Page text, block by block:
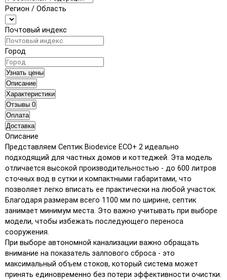
Регион / Область
Почтовый индекс
Город
Узнать цены
Описание
Характеристики
Отзывы 0
Оплата
Доставка
Описание
Представляем Септик Biodevice ECO+ 2 идеально
подходящий для частных домов и коттеджей. Эта модель
отличается высокой производительностью - до 600 литров
сточных вод в сутки и компактными габаритами, что
позволяет легко вписать ее практически на любой участок.
Благодаря размерам всего 1100 мм по ширине, септик
занимает минимум места. Это важно учитывать при выборе
модели, чтобы избежать последующего переноса
сооружения.
При выборе автономной канализации важно обращать
внимание на показатель залпового сброса - это
максимальный объем стоков, который система может
принять единовременно без потери эффективности очистки.